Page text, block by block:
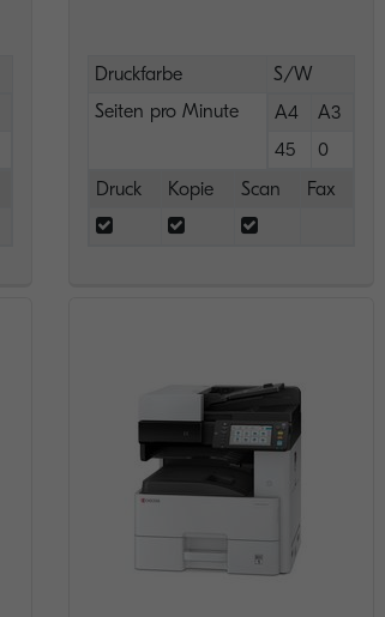
Druckfarbe
S/W
Seiten pro Minute
A4
A3
45
0
Druck
Kopie Scan Fax